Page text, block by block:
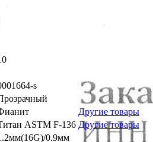
s
Другие товары
ASTM F-136 Другие товары
0.9мм